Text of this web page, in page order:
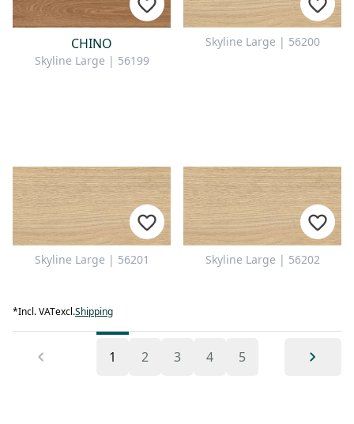
CHINO
Skyline Large | 56199
Skyline Large | 56200
Skyline Large | 56201 Skyline Large | 56202
*Incl. VATexcl.Shipping
1 2 3 4 5